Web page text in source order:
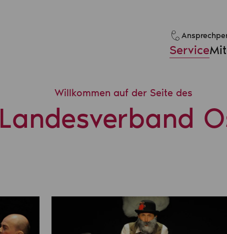
Service
Willkommen auf der Seite des
Landesverband